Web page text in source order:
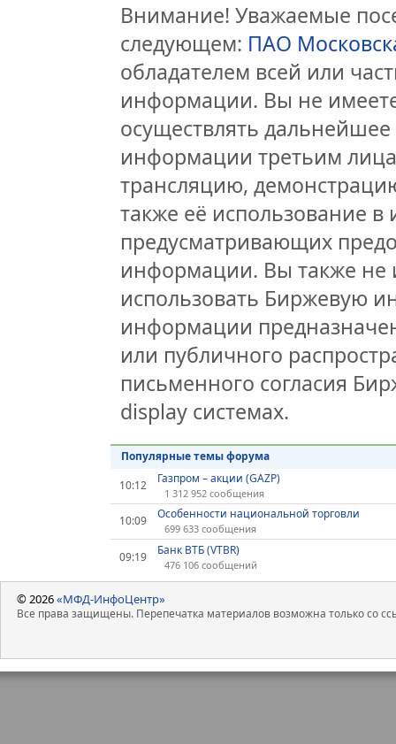
Внимание! Уважаемые
следующем: ПАО
обладателем всей или
информации. Вы не
осуществлять
информации третьим
трансляцию,
также её использование
предусматривающих
информации. Вы также не
использовать Биржевую
информации
или публичного
письменного согласия
display системах.
Популярные темы форума
10:12
Газпром – акции (GAZP)
1 312 952 сообщения
10:09 Особенности национальной торговли
699 633 сообщения
09:19 Банк ВТБ (VTBR)
476 106 сообщений
© 2026«МФД-ИнфоЦентр»
Все права защищены. Перепечатка материалов возможна только со